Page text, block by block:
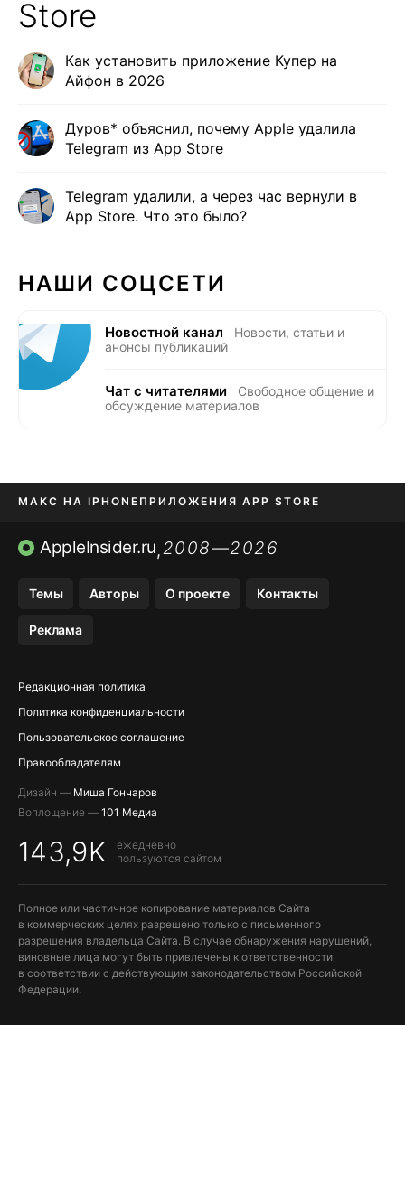
Store
Как установить приложение Купер на
Айфон в 2026
Дуров* объяснил, почему Apple удалила
Telegram из App Store
Telegram удалили, а через час вернули в
App Store. Что это было?
НАШИ СОЦСЕТИ
Новостной канал
Новости, статьи и
анонсы публикаций
Чат с читателями
Свободное общение и
обсуждение материалов
МАКС НА IPHONE ПРИЛОЖЕНИЯ APP STORE
TIKTOK НА IPHONEПРИЛОЖЕНИЯ БЕЗ APP STORE
AppleInsider.ru,2008—2026
Темы Авторы О проекте Контакты
Реклама
Редакционная политика
Политика конфиденциальности
Пользовательское соглашение
Правообладателям
Дизайн — Миша Гончаров
Воплощение — 101 Медиа
143,9K
ежедневно
пользуются сайтом
Полное или частичное копирование материалов Сайта
в коммерческих целях разрешено только с письменного
разрешения владельца Сайта. В случае обнаружения нарушений,
виновные лица могут быть привлечены к ответственности
в соответствии с действующим законодательством Российской
Федерации.